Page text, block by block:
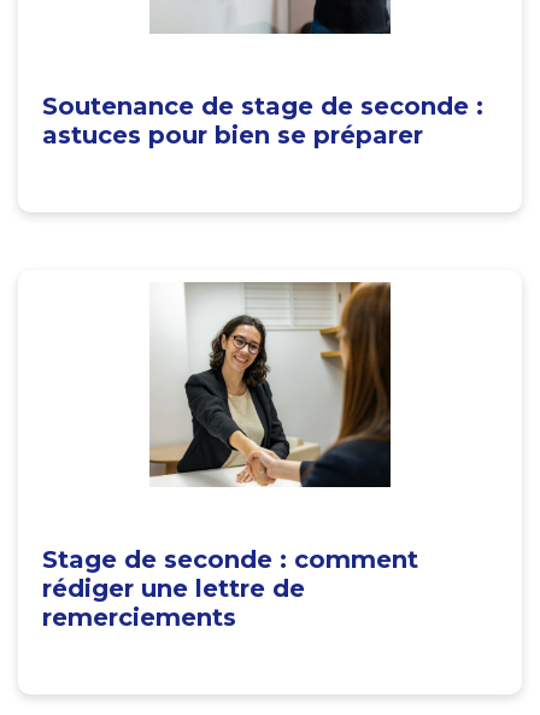
Soutenance de stage de seconde :
astuces pour bien se préparer
Stage de seconde : comment
rédiger une lettre de
remerciements